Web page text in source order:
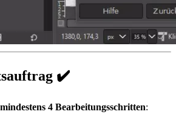
✔️
mindestens 4 Bearbeitungsschritten: